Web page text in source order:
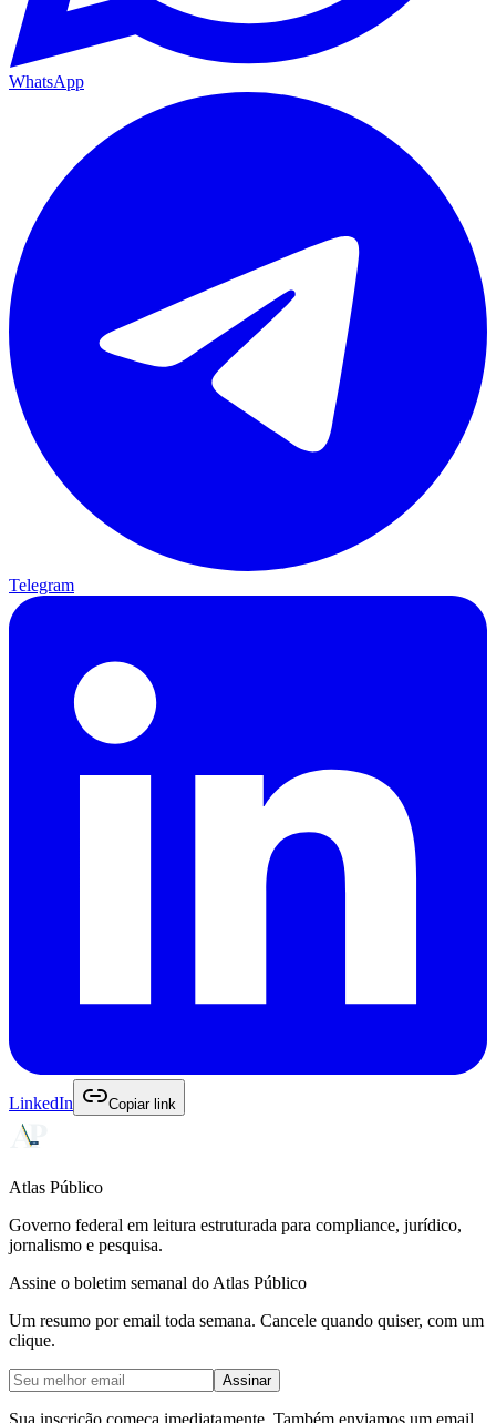
WhatsApp
Telegram
LinkedIn Copiar link
Atlas Público
Governo federal em leitura estruturada para compliance, jurídico,
jornalismo e pesquisa.
Assine o boletim semanal do Atlas Público
Um resumo por email toda semana. Cancele quando quiser, com um
clique.
Assinar
Sua inscrição começa imediatamente. Também enviamos um email